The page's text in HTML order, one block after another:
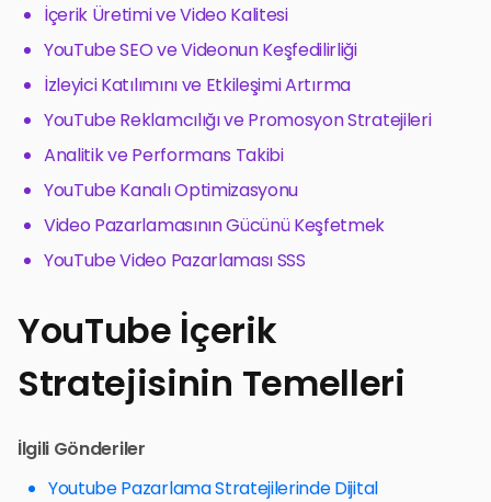
İçerik Üretimi ve Video Kalitesi
YouTube SEO ve Videonun Keşfedilirliği
İzleyici Katılımını ve Etkileşimi Artırma
YouTube Reklamcılığı ve Promosyon Stratejileri
Analitik ve Performans Takibi
YouTube Kanalı Optimizasyonu
Video Pazarlamasının Gücünü Keşfetmek
YouTube Video Pazarlaması SSS
YouTube İçerik
Stratejisinin Temelleri
İlgili Gönderiler
Youtube Pazarlama Stratejilerinde Dijital